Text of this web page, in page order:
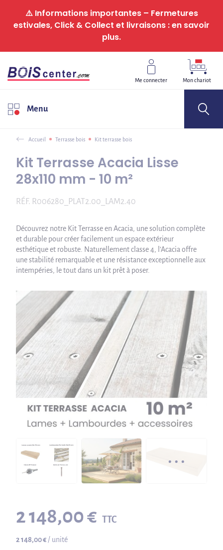
⚠️ Informations importantes – Fermetures
estivales, Click & Collect et livraisons : en savoir
plus.
Me connecter Mon chariot
Menu
Accueil Terrasse bois Kit terrasse bois
Kit Terrasse Acacia Lisse
28x110 mm - 10 m²
RÉF. R006280_PLAT2.00_LAM2.40
Découvrez notre Kit Terrasse en Acacia, une solution complète
et durable pour créer facilement un espace extérieur
esthétique et robuste. Naturellement classe 4, l’Acacia offre
une stabilité remarquable et une résistance exceptionnelle aux
intempéries, le tout dans un kit prêt à poser.
2 148,00 € TTC
2 148,00 € / unité